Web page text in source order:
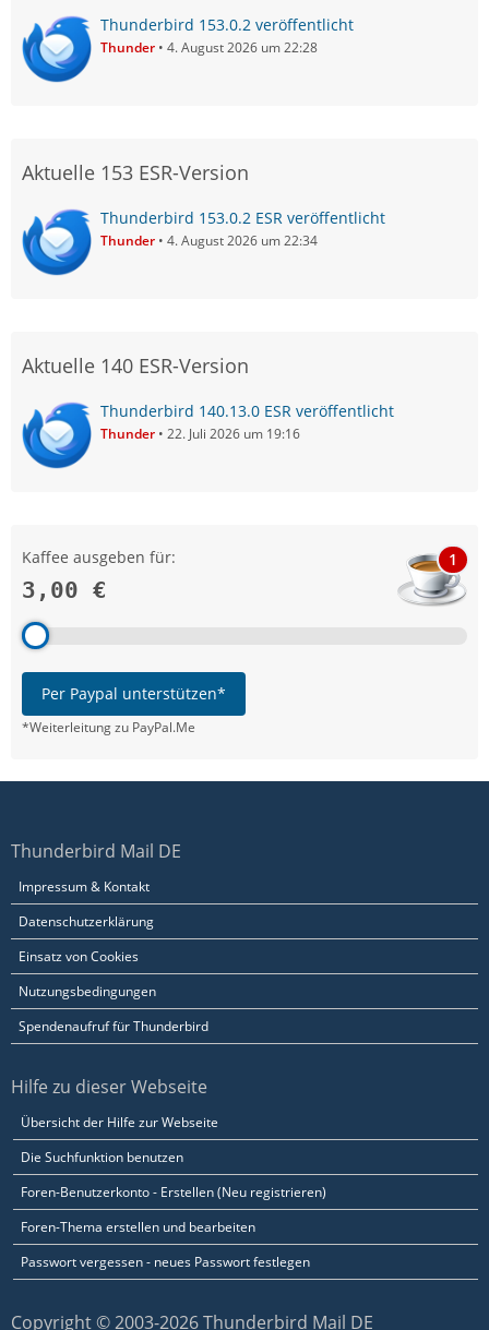
Thunderbird 153.0.2 veröffentlicht
Thunder 4. August 2026 um 22:28
Aktuelle 153 ESR-Version
Thunderbird 153.0.2 ESR veröffentlicht
Thunder 4. August 2026 um 22:34
Aktuelle 140 ESR-Version
Thunderbird 140.13.0 ESR veröffentlicht
Thunder 22. Juli 2026 um 19:16
Kaffee ausgeben für:
3,00 €
1
Per Paypal unterstützen*
*Weiterleitung zu PayPal.Me
Thunderbird Mail DE
Impressum & Kontakt
Datenschutzerklärung
Einsatz von Cookies
Nutzungsbedingungen
Spendenaufruf für Thunderbird
Hilfe zu dieser Webseite
Übersicht der Hilfe zur Webseite
Die Suchfunktion benutzen
Foren-Benutzerkonto - Erstellen (Neu registrieren)
Foren-Thema erstellen und bearbeiten
Passwort vergessen - neues Passwort festlegen
Copyright © 2003-2026 Thunderbird Mail DE